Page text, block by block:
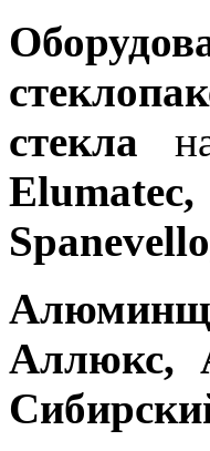
стекла
Аллюкс,